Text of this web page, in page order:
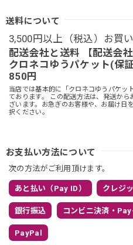
送料について
3,500円以上（税込）お買
配送会社と送料 【配送会
クロネコゆうパケット(保
850円
当店では基本的に「クロネコゆうパケッ
ております。 この配送方法は、発送か
ざいます。お急ぎのお客様や、お届け日
択ください。
お支払い方法について
次の方法がご利用頂けます。
あと払い（Pay ID） クレジ
銀行振込 コンビニ決済・
PayPal